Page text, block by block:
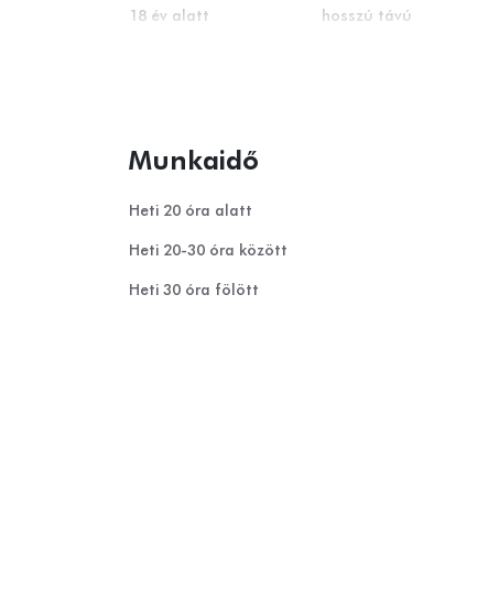
18 év alatt hosszú távú
Munkaidő
Heti 20 óra alatt
Heti 20-30 óra között
Heti 30 óra fölött